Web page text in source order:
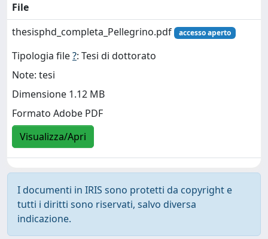
File
thesisphd_completa_Pellegrino.pdf
accesso aperto
Tipologia file?: Tesi di dottorato
Note: tesi
Dimensione 1.12 MB
Formato Adobe PDF
Visualizza/Apri
I documenti in IRIS sono protetti da copyright e
tutti i diritti sono riservati, salvo diversa
indicazione.